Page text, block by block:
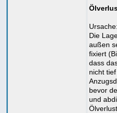
Ursache:
Die
außen
fixiert
dass
nicht
bevor
und